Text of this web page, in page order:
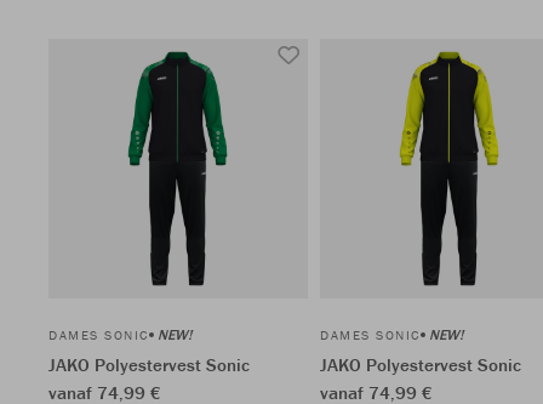
DAMES SONIC NEW!
JAKO Polyestervest Sonic
vanaf 74,99 €
DAMES SONIC NEW!
JAKO Polyestervest Sonic
vanaf 74,99 €